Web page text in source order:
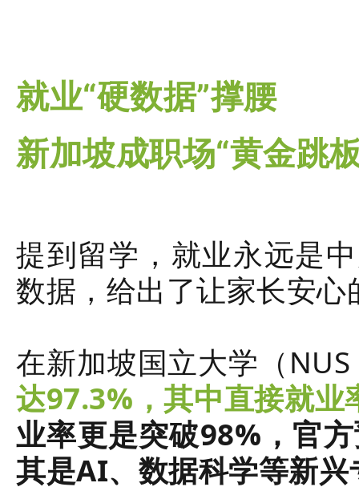
就业“硬数据”撑腰
新加坡成职场“黄金跳
提到留学，就业永远是
数据，给出了让家长安心
在新加坡国立大学（NUS
达97.3%，其中直接就业
业率更是突破98%，官
其是AI、数据科学等新兴